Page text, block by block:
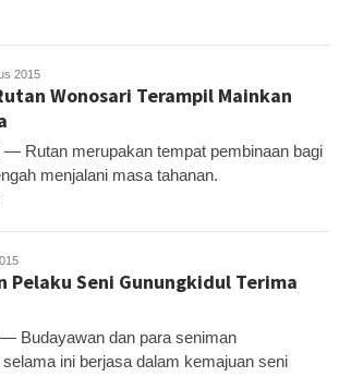
2015
Wonosari Terampil Mainkan
Rutan merupakan tempat pembinaan bagi
menjalani masa tahanan.
Pelaku Seni Gunungkidul Terima
Budayawan dan para seniman
ini berjasa dalam kemajuan seni